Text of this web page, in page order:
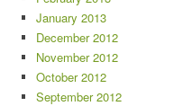
January 2013
December 2012
November 2012
October 2012
September 2012